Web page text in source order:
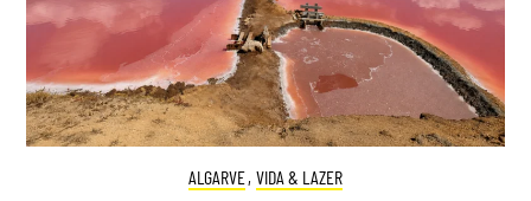
ALGARVE, VIDA & LAZER